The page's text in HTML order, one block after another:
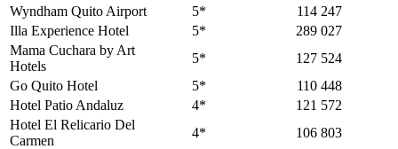
Wyndham Quito Airport
5*
114 247
Illa Experience Hotel
5*
289 027
Mama Cuchara by Art
Hotels
5*
127 524
Go Quito Hotel
5*
110 448
Hotel Patio Andaluz
4*
121 572
Hotel El Relicario Del
Carmen
4*
106 803